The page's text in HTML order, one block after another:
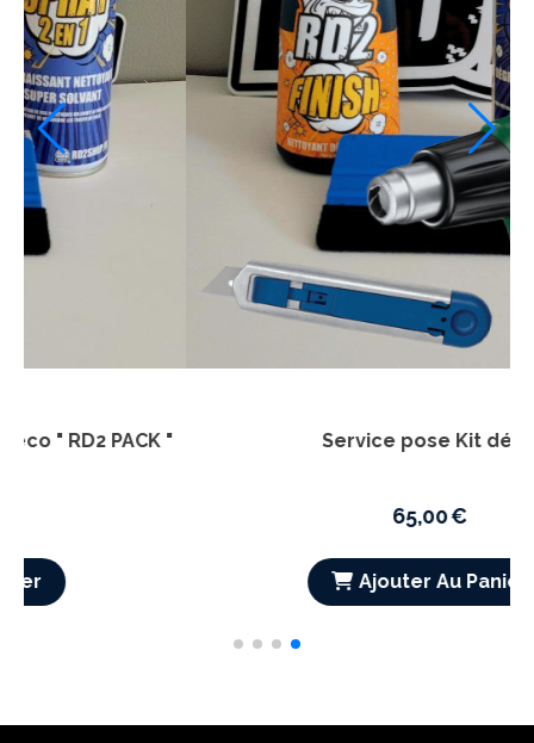
Couvercle boite à air YZF 250 2024
2023 > 2027
19,40€ 25,50€
Ajouter Au Panier